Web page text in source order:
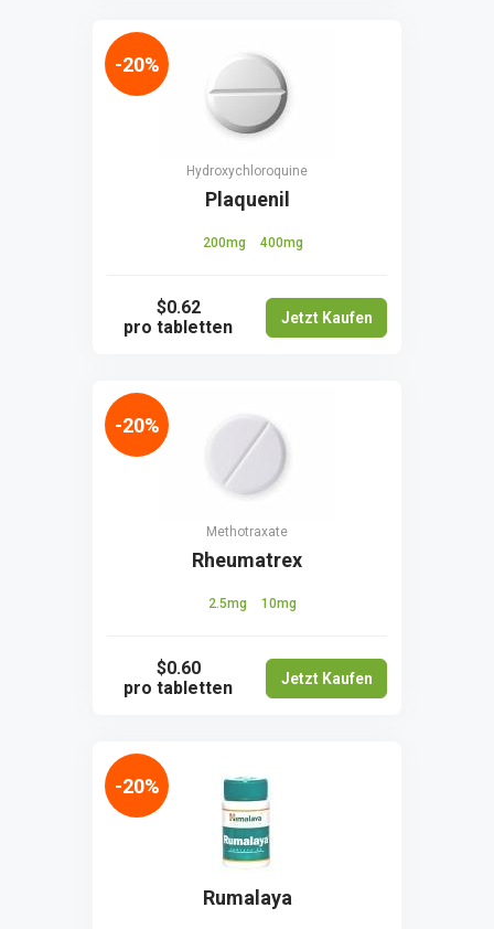
Hydroxychloroquine
Plaquenil
200mg 400mg
$0.62
pro tabletten
Jetzt Kaufen
-20%
Methotraxate
Rheumatrex
2.5mg 10mg
$0.60
pro tabletten
Jetzt Kaufen
-20%
Rumalaya
-20%